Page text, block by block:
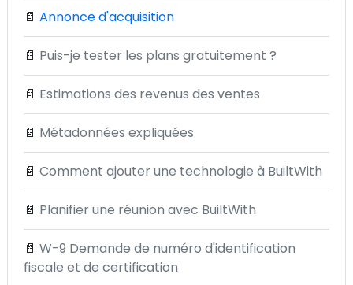
📄 Annonce d'acquisition
📄 Puis-je tester les plans gratuitement ?
📄 Estimations des revenus des ventes
📄 Métadonnées expliquées
📄 Comment ajouter une technologie à BuiltWith
📄 Planifier une réunion avec BuiltWith
📄 W-9 Demande de numéro d'identification
fiscale et de certification